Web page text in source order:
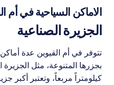
الاماكن السياحية في أم
الجزيرة الصناعية
تتوفر في أم القيوين عدة
كيلومتراً مربعاً، وتعتبر أكبر